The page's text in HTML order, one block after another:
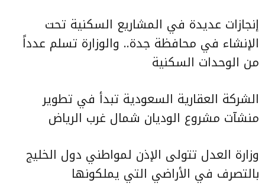
إنجازات عديدة في المشاريع السكنية تحت
الإنشاء في محافظة جدة.. والوزارة تسلم عدداً
من الوحدات السكنية
الشركة العقارية السعودية تبدأ في تطوير
منشآت مشروع الوديان شمال غرب الرياض
وزارة العدل تتولى الإذن لمواطني دول الخليج
بالتصرف في الأراضي التي يملكونها